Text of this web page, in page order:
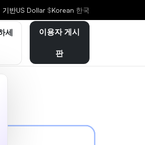
기반US Dollar $Korean 한국
세 이용자 게시
판